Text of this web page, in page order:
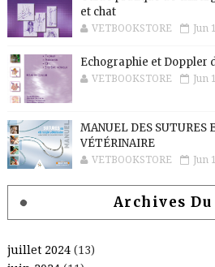
et chat
VETBOOKSTORE Jun
Echographie et Doppler
VETBOOKSTORE Jun
MANUEL DES SUTURES
VÉTÉRINAIRE
VETBOOKSTORE Jun
Archives Du
juillet 2024(13)